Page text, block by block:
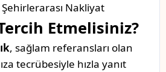
Nakliyat
Etmelisiniz?
, sağlam referansları olan
tecrübesiyle hızla yanıt